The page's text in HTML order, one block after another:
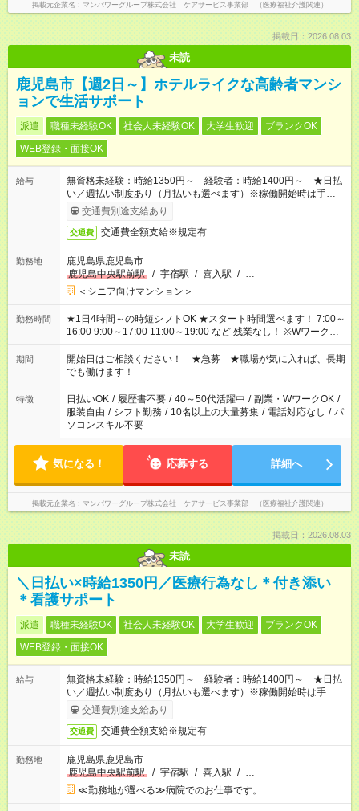
掲載元企業名 マンパワーグループ株式会社 ケアサービス事業部 （医療福祉介護関連）
掲載日：2026.08.03
未読
鹿児島市【週2日～】ホテルライクな高齢者マンシ
ョンで生活サポート
派遣 職種未経験OK 社会人未経験OK 大学生歓迎
ブランクOK
WEB登録・面接OK
給与
無資格未経験：時給1350円～ 経験者：時給1400円～ ★日払
い／週払い制度あり（月払いも選べます）※稼働開始時は手続き
完了次第のお支払いとなります。
交通費別途支給あり
交通費 交通費全額支給※規定有
勤務地
鹿児島県鹿児島市
鹿児島中央駅前駅
/ 宇宿駅 / 喜入駅 / …
＜シニア向けマンション＞
勤務時間
★1日4時間～の時短シフトOK ★スタート時間選べます！ 7:00～
16:00 9:00～17:00 11:00～19:00 など 残業なし！ ※Wワークの
場合、他のお仕事と合わせ週40時間超の就業はご案内できませ
ん ※法令に基づき、週20時間以上勤務は社会保険への加入対象
となります ※労働者派遣法（日雇い派遣の原則禁止）により、
短時間・短期間の就業はご案内が難しい場合があります
期間
開始日はご相談ください！ ★急募 ★職場が気に入れば、長期
でも働けます！
特徴 日払いOK / 履歴書不要 / 40～50代活躍中 / 副業・WワークOK /
服装自由 / シフト勤務 / 10名以上の大量募集 / 電話対応なし / パ
ソコンスキル不要
気になる！ 応募する 詳細へ
掲載元企業名 マンパワーグループ株式会社 ケアサービス事業部 （医療福祉介護関連）
掲載日：2026.08.03
未読
＼日払い×時給1350円／医療行為なし＊付き添い
＊看護サポート
派遣 職種未経験OK 社会人未経験OK 大学生歓迎
ブランクOK
WEB登録・面接OK
給与
無資格未経験：時給1350円～ 経験者：時給1400円～ ★日払
い／週払い制度あり（月払いも選べます）※稼働開始時は手続き
完了次第のお支払いとなります。
交通費別途支給あり
交通費 交通費全額支給※規定有
勤務地
鹿児島県鹿児島市
鹿児島中央駅前駅
/ 宇宿駅 / 喜入駅 / …
≪勤務地が選べる≫病院でのお仕事です。